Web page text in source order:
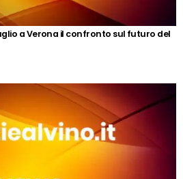
a Verona il confronto sul futuro del